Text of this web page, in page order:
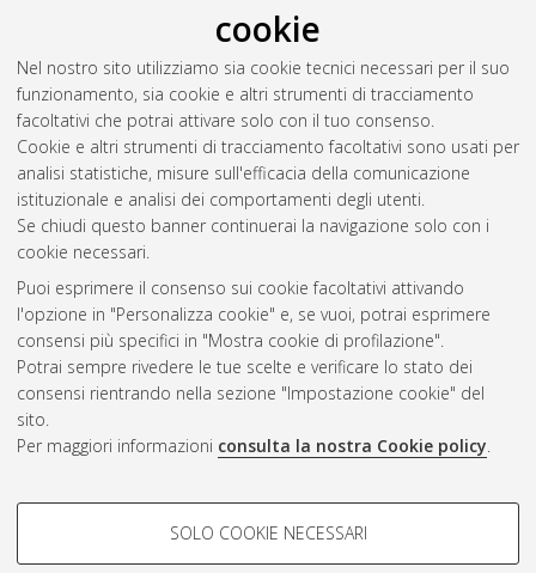
cookie
Nel nostro sito utilizziamo sia cookie tecnici necessari per il suo
funzionamento, sia cookie e altri strumenti di tracciamento
facoltativi che potrai attivare solo con il tuo consenso.
Cookie e altri strumenti di tracciamento facoltativi sono usati per
analisi statistiche, misure sull'efficacia della comunicazione
istituzionale e analisi dei comportamenti degli utenti.
Se chiudi questo banner continuerai la navigazione solo con i
cookie necessari.
Puoi esprimere il consenso sui cookie facoltativi attivando
l'opzione in "Personalizza cookie" e, se vuoi, potrai esprimere
consensi più specifici in "Mostra cookie di profilazione".
Potrai sempre rivedere le tue scelte e verificare lo stato dei
consensi rientrando nella sezione "Impostazione cookie" del
sito.
Per maggiori informazioni consulta la nostra Cookie policy.
COOKIE DI PROFILAZIONE -
SOLO COOKIE NECESSARI
Gestione del documento:
Atom
Rss 1.0
Rss 2.0
AMS Laurea
Impostazioni Cookie
Informativa sulla privacy
Condizioni d’uso del sito